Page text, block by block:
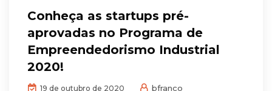
Conheça as startups pré-
aprovadas no Programa de
Empreendedorismo Industrial
2020!
19 de outubro de 2020 bfranco